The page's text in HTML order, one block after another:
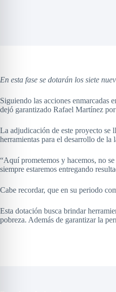
En esta fase se dotarán los siete
Siguiendo las acciones
dejó garantizado Rafael Martínez
La adjudicación de este proyecto se
herramientas para el desarrollo de la
“Aquí prometemos y hacemos, no
siempre estaremos entregando
Cabe recordar, que en su periodo
Esta dotación busca brindar
pobreza. Además de garantizar la